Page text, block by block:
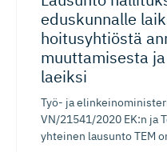
eduskunnalle
hoi­tu­syh­tiöstä
muuttamisesta
laeiksi
Työ- ja
VN/21541/2020 EK:n ja
yhteinen lausunto TEM